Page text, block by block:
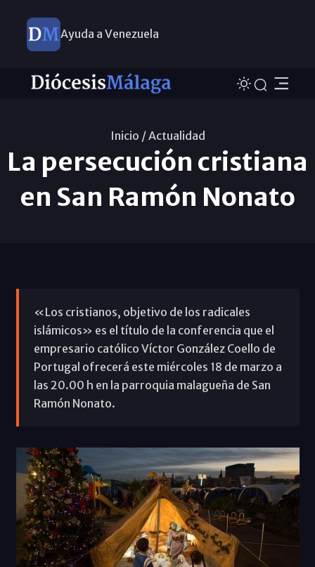
Ayuda a Venezuela
Inicio /Actualidad
La persecución cristiana
en San Ramón Nonato
«Los cristianos, objetivo de los radicales
islámicos» es el título de la conferencia que el
empresario católico Víctor González Coello de
Portugal ofrecerá este miércoles 18 de marzo a
las 20.00 h en la parroquia malagueña de San
Ramón Nonato.